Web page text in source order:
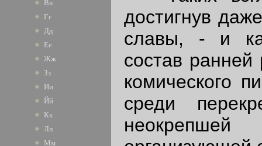
Вв
Гг
Дд
Ее
Жж
Зз
Ии
Йй
Кк
Лл
Мм
достигнув
славы, - и
состав
комического
среди